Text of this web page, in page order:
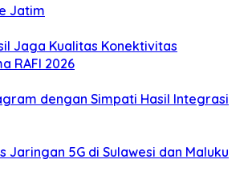
Jatim
Jaga Kualitas Konektivitas
RAFI 2026
dengan Simpati Hasil Integrasi
Jaringan 5G di Sulawesi dan Maluku